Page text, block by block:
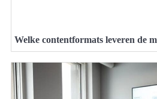
Welke contentformats leveren de